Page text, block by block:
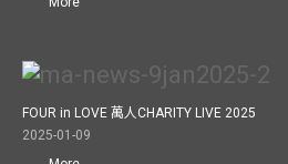
FOUR in LOVE 萬人CHARITY LIVE 2025
2025-01-09